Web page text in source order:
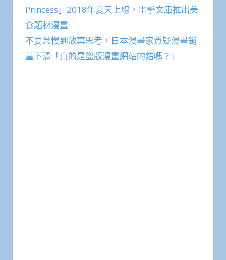
Princess」2018年夏天上線，電擊文庫推出美
食題材漫畫
不要怠慢到放棄思考，日本漫畫家質疑漫畫銷
量下滑「真的是盜版漫畫網站的錯嗎？」